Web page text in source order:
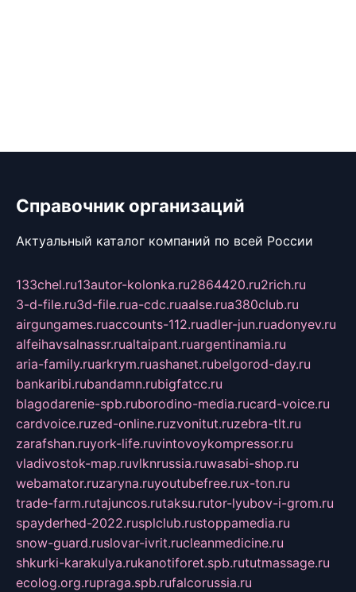
Справочник организаций
Актуальный каталог компаний по всей России
133chel.ru13autor-kolonka.ru2864420.ru2rich.ru
3-d-file.ru3d-file.rua-cdc.ruaalse.rua380club.ru
airgungames.ruaccounts-112.ruadler-jun.ruadonyev.ru
alfeihavsalnassr.rualtaipant.ruargentinamia.ru
aria-family.ruarkrym.ruashanet.rubelgorod-day.ru
bankaribi.rubandamn.rubigfatcc.ru
blagodarenie-spb.ruborodino-media.rucard-voice.ru
cardvoice.ruzed-online.ruzvonitut.ruzebra-tlt.ru
zarafshan.ruyork-life.ruvintovoykompressor.ru
vladivostok-map.ruvlknrussia.ruwasabi-shop.ru
webamator.ruzaryna.ruyoutubefree.rux-ton.ru
trade-farm.rutajuncos.rutaksu.rutor-lyubov-i-grom.ru
spayderhed-2022.rusplclub.rustoppamedia.ru
snow-guard.ruslovar-ivrit.rucleanmedicine.ru
shkurki-karakulya.rukanotiforet.spb.rututmassage.ru
ecolog.org.rupraga.spb.rufalcorussia.ru